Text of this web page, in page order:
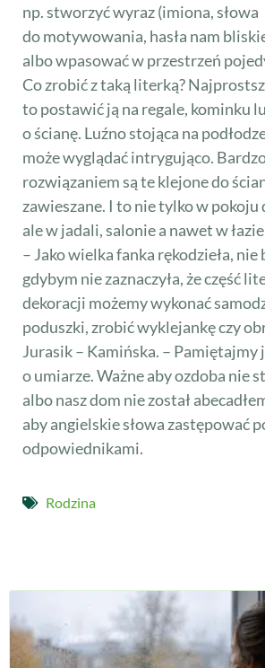
np. stworzyć wyraz (imiona, słowa
do motywowania, hasła nam
albo wpasować w przestrzeń
Co zrobić z taką literką?
to postawić ją na regale, kominku
o ścianę. Luźno stojąca na
może wyglądać intrygująco.
rozwiązaniem są te klejone do
zawieszane. I to nie tylko w pokoju
ale w jadali, salonie a nawet w
– Jako wielka fanka rękodzieła, nie
gdybym nie zaznaczyła, że część
dekoracji możemy wykonać
poduszki, zrobić wyklejankę czy
Jurasik – Kamińska. – Pamiętajmy
o umiarze. Ważne aby ozdoba nie
albo nasz dom nie został
aby angielskie słowa zastępować
odpowiednikami.
Rodzina